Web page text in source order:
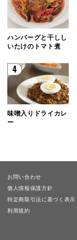
ハンバーグと干しし
いたけのトマト煮
4
味噌入りドライカレ
ー
お問い合わせ
個人情報保護方針
特定商取引法に基づく表示
利用規約